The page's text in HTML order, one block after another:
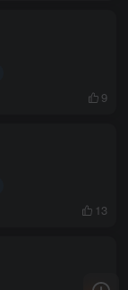
9
13